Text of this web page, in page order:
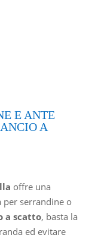
E ANTE
A
offre una
per serrandine o
a scatto, basta la
ed evitare